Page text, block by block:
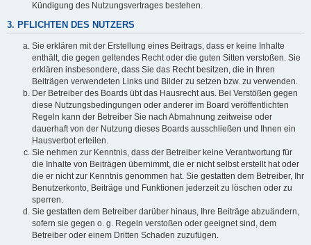
Kündigung des Nutzungsvertrages bestehen.
3. PFLICHTEN DES NUTZERS
Sie erklären mit der Erstellung eines Beitrags, dass er keine Inhalte
enthält, die gegen geltendes Recht oder die guten Sitten verstoßen. Sie
erklären insbesondere, dass Sie das Recht besitzen, die in Ihren
Beiträgen verwendeten Links und Bilder zu setzen bzw. zu verwenden.
Der Betreiber des Boards übt das Hausrecht aus. Bei Verstößen gegen
diese Nutzungsbedingungen oder anderer im Board veröffentlichten
Regeln kann der Betreiber Sie nach Abmahnung zeitweise oder
dauerhaft von der Nutzung dieses Boards ausschließen und Ihnen ein
Hausverbot erteilen.
Sie nehmen zur Kenntnis, dass der Betreiber keine Verantwortung für
die Inhalte von Beiträgen übernimmt, die er nicht selbst erstellt hat oder
die er nicht zur Kenntnis genommen hat. Sie gestatten dem Betreiber, Ihr
Benutzerkonto, Beiträge und Funktionen jederzeit zu löschen oder zu
sperren.
Sie gestatten dem Betreiber darüber hinaus, Ihre Beiträge abzuändern,
sofern sie gegen o. g. Regeln verstoßen oder geeignet sind, dem
Betreiber oder einem Dritten Schaden zuzufügen.